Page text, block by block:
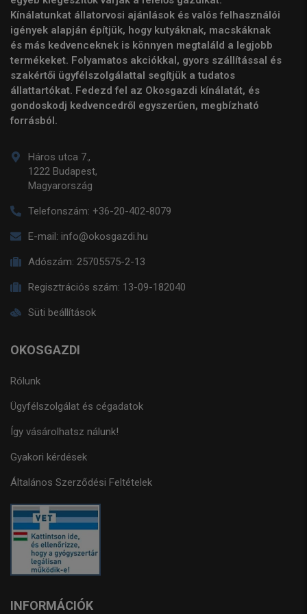
Kínálatunkat állatorvosi ajánlások és valós felhasználói
igények alapján építjük, hogy kutyáknak, macskáknak
és más kedvenceknek is könnyen megtaláld a legjobb
termékeket. Folyamatos akciókkal, gyors szállítással és
szakértői ügyfélszolgálattal segítjük a tudatos
állattartókat. Fedezd fel az Okosgazdi kínálatát, és
gondoskodj kedvencedről egyszerűen, megbízható
forrásból.
Háros utca 7.,
1222 Budapest,
Magyarország
Telefonszám: +36-20-402-8079
E-mail: info@okosgazdi.hu
Adószám: 25705575-2-13
Regisztrációs szám: 13-09-182040
Süti beállítások
OKOSGAZDI
Rólunk
Ügyfélszolgálat és cégadatok
Így vásárolhatsz nálunk!
Gyakori kérdések
Általános Szerződési Feltételek
INFORMÁCIÓK